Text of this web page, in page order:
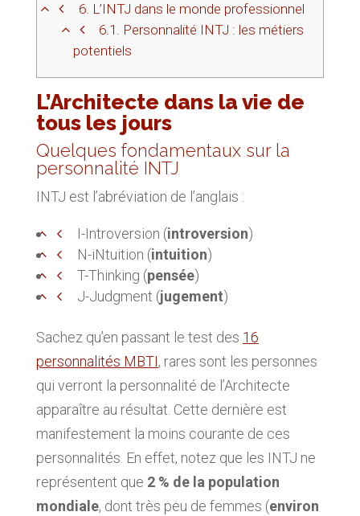
6. L’INTJ dans le monde professionnel
6.1. Personnalité INTJ : les métiers
potentiels
L’Architecte dans la vie de
tous les jours
Quelques fondamentaux sur la
personnalité INTJ
INTJ est l’abréviation de l’anglais :
I-Introversion (introversion)
N-iNtuition (intuition)
T-Thinking (pensée)
J-Judgment (jugement)
Sachez qu’en passant le test des 16
personnalités MBTI, rares sont les personnes
qui verront la personnalité de l’Architecte
apparaître au résultat. Cette dernière est
manifestement la moins courante de ces
personnalités. En effet, notez que les INTJ ne
représentent que 2 % de la population
mondiale, dont très peu de femmes (environ